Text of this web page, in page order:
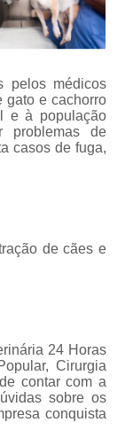
para
para
Silvestres São
para Silvestres
Ultrassom para
Estimação
para Cães e
pelos médicos
gato e cachorro
e à população
problemas de
casos de fuga,
de cães e
24 Horas
Cirurgia
contar com a
sobre os
conquista